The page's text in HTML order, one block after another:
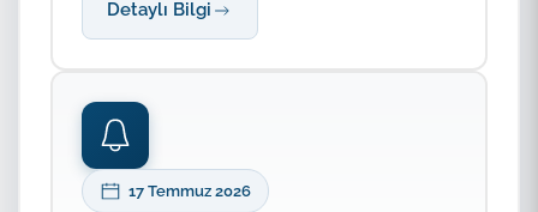
Detaylı Bilgi
17 Temmuz 2026